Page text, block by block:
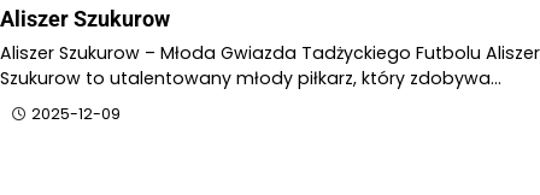
Aliszer Szukurow
Aliszer Szukurow – Młoda Gwiazda Tadżyckiego Futbolu Aliszer
Szukurow to utalentowany młody piłkarz, który zdobywa…
2025-12-09